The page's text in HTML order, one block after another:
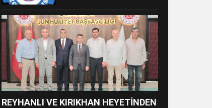
VE CEZAİ SÜREÇ
BAŞLATILDI”
REYHANLI VE KIRIKHAN HEYETİNDEN